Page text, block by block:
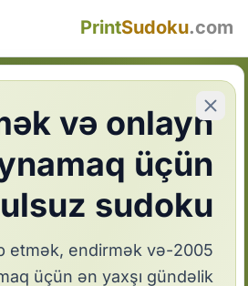
PrintSudoku.com
və onlayn
üçün
sudoku
etmək, endirmək və
üçün ən yaxşı gündəlik